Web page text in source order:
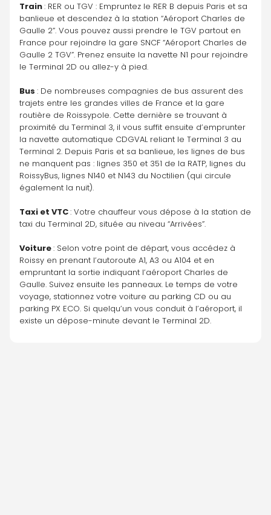
Train : RER ou TGV : Empruntez le RER B depuis Paris et sa
banlieue et descendez à la station “Aéroport Charles de
Gaulle 2”. Vous pouvez aussi prendre le TGV partout en
France pour rejoindre la gare SNCF “Aéroport Charles de
Gaulle 2 TGV”. Prenez ensuite la navette N1 pour rejoindre
le Terminal 2D ou allez-y à pied.
Bus : De nombreuses compagnies de bus assurent des
trajets entre les grandes villes de France et la gare
routière de Roissypole. Cette dernière se trouvant à
proximité du Terminal 3, il vous suffit ensuite d’emprunter
la navette automatique CDGVAL reliant le Terminal 3 au
Terminal 2. Depuis Paris et sa banlieue, les lignes de bus
ne manquent pas : lignes 350 et 351 de la RATP, lignes du
RoissyBus, lignes N140 et N143 du Noctilien (qui circule
également la nuit).
Taxi et VTC : Votre chauffeur vous dépose à la station de
taxi du Terminal 2D, située au niveau “Arrivées”.
Voiture : Selon votre point de départ, vous accédez à
Roissy en prenant l’autoroute A1, A3 ou A104 et en
empruntant la sortie indiquant l’aéroport Charles de
Gaulle. Suivez ensuite les panneaux. Le temps de votre
voyage, stationnez votre voiture au parking CD ou au
parking PX ECO. Si quelqu’un vous conduit à l’aéroport, il
existe un dépose-minute devant le Terminal 2D.